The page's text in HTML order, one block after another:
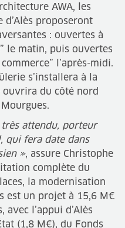
AWA, les
d’Alès proposeront
: ouvertes à
le matin, puis ouvertes
l’après-midi.
s’installera à la
ouvrira du côté nord
attendu, porteur
qui fera date dans
», assure Christophe
complète du
la modernisation
est un projet à 15,6 M€
avec l’appui d’Alès
(1,8 M€), du Fonds